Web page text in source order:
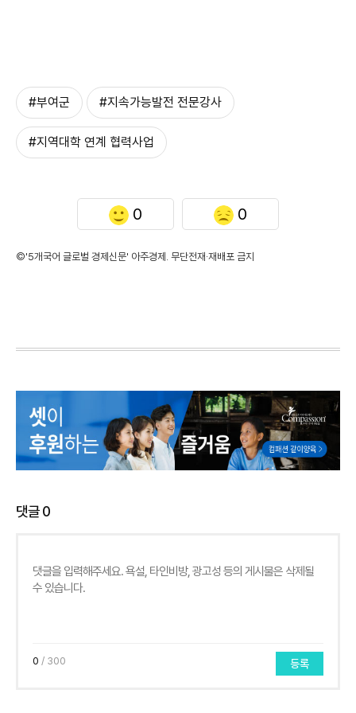
#부여군 #지속가능발전 전문강사
#지역대학 연계 협력사업
0 0
©'5개국어 글로벌 경제신문' 아주경제. 무단전재·재배포 금지
댓글0
0 / 300 등록